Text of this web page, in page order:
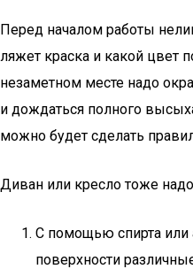
Перед началом работы
ляжет краска и какой цвет
незаметном месте надо
и дождаться полного
можно будет сделать
Диван или кресло тоже
С помощью спирта или
поверхности